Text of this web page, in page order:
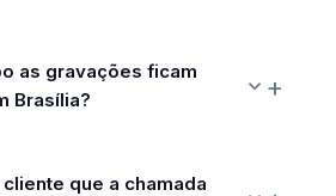
as gravações ficam
Brasília?
que a chamada